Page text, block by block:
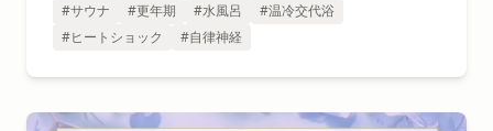
#サウナ
#更年期 #水風呂
#温冷交代浴
#ヒートショック
#自律神経